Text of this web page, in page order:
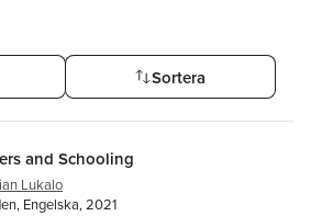
Sortera
and Schooling
Lukalo
Engelska, 2021